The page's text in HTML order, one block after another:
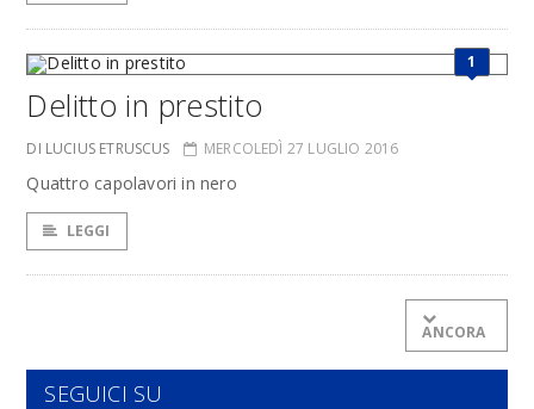
1
Delitto in prestito
DI LUCIUS ETRUSCUS MERCOLEDÌ 27 LUGLIO 2016
Quattro capolavori in nero
LEGGI
ANCORA
SEGUICI SU